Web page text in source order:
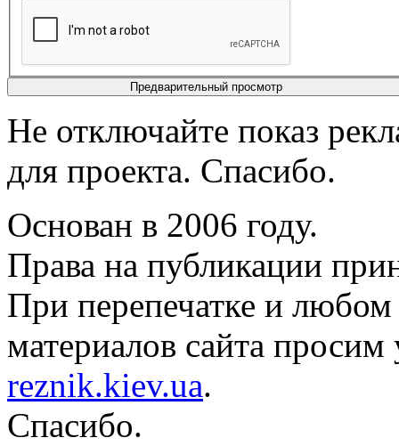
Не отключайте показ
для проекта. Спасибо.
Основан в 2006 году.
Права на публикации
При перепечатке и
материалов сайта просим
reznik.kiev.ua.
Спасибо.